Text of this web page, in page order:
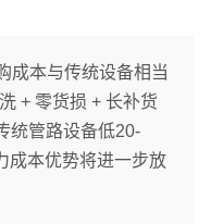
成本与传统设备相当
+ 零货损 + 长补货
统管路设备低20-
成本优势将进一步放